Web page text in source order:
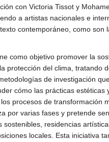
con Victoria Tissot y
a artistas nacionales e
contemporáneo, como
como objetivo promover la
protección del clima, tratando
de investigación
cómo las prácticas
procesos de transformación
por varias fases y pretende
sostenibles, residencias
locales. Esta iniciativa